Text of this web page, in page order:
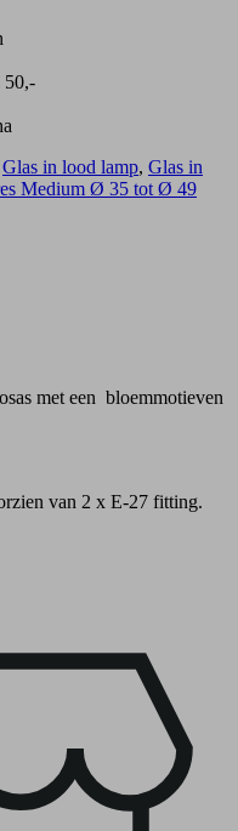
50,-
Glas in lood lamp, Glas in
Medium Ø 35 tot Ø 49
met een bloemmotieven
van 2 x E-27 fitting.